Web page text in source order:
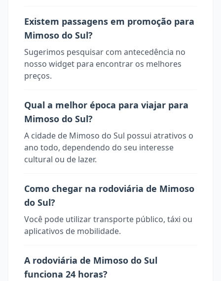
Existem passagens em promoção para
Mimoso do Sul?
Sugerimos pesquisar com antecedência no
nosso widget para encontrar os melhores
preços.
Qual a melhor época para viajar para
Mimoso do Sul?
A cidade de Mimoso do Sul possui atrativos o
ano todo, dependendo do seu interesse
cultural ou de lazer.
Como chegar na rodoviária de Mimoso
do Sul?
Você pode utilizar transporte público, táxi ou
aplicativos de mobilidade.
A rodoviária de Mimoso do Sul
funciona 24 horas?